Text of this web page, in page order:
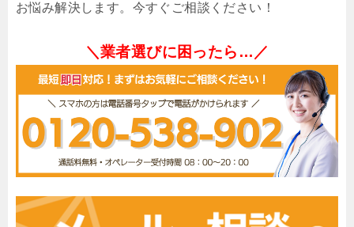
お悩み解決します。今すぐご相談ください！
＼業者選びに困ったら…／